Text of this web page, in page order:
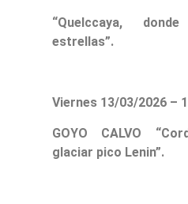
“Quelccaya,
estrellas”.
Viernes 13/03/2026 –
GOYO CALVO
glaciar pico Lenin”.